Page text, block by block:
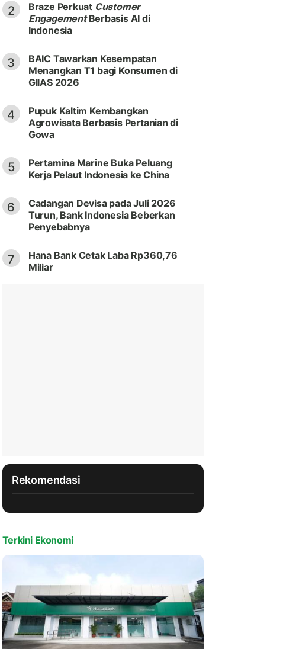
2 Braze Perkuat Customer
EngagementBerbasis AI di
Indonesia
3
BAIC Tawarkan Kesempatan
Menangkan T1 bagi Konsumen di
GIIAS 2026
4
Pupuk Kaltim Kembangkan
Agrowisata Berbasis Pertanian di
Gowa
5
Pertamina Marine Buka Peluang
Kerja Pelaut Indonesia ke China
6
Cadangan Devisa pada Juli 2026
Turun, Bank Indonesia Beberkan
Penyebabnya
7
Hana Bank Cetak Laba Rp360,76
Miliar
Rekomendasi
Terkini Ekonomi